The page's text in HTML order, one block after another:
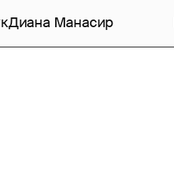
Диана Манасир